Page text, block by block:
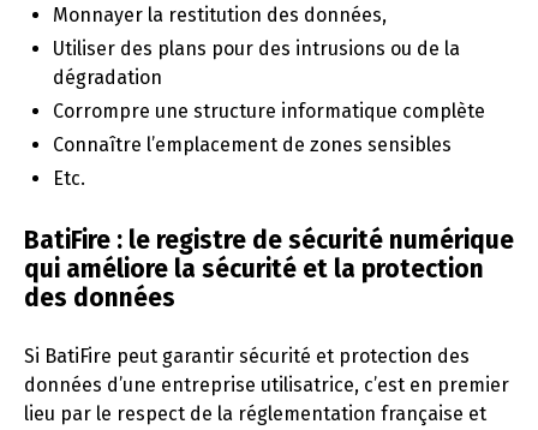
Monnayer la restitution des données,
Utiliser des plans pour des intrusions ou de la
dégradation
Corrompre une structure informatique complète
Connaître l’emplacement de zones sensibles
Etc.
BatiFire : le registre de sécurité numérique
qui améliore la sécurité et la protection
des données
Si BatiFire peut garantir sécurité et protection des
données d’une entreprise utilisatrice, c’est en premier
lieu par le respect de la réglementation française et